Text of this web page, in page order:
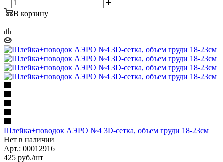
В корзину
Шлейка+поводок АЭРО №4 3D-сетка, объем груди 18-23см
Нет в наличии
Арт.: 00012916
425 руб./шт